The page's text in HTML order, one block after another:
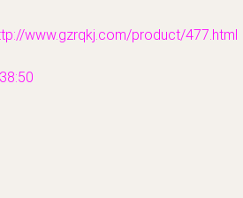
www.gzrqkj.com/product/477.html